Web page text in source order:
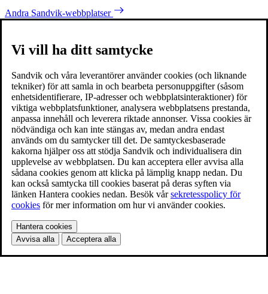
Andra Sandvik-webbplatser
Vi vill ha ditt samtycke
Sandvik och våra leverantörer använder cookies (och liknande
tekniker) för att samla in och bearbeta personuppgifter (såsom
enhetsidentifierare, IP-adresser och webbplatsinteraktioner) för
viktiga webbplatsfunktioner, analysera webbplatsens prestanda,
anpassa innehåll och leverera riktade annonser. Vissa cookies är
nödvändiga och kan inte stängas av, medan andra endast
används om du samtycker till det. De samtyckesbaserade
kakorna hjälper oss att stödja Sandvik och individualisera din
upplevelse av webbplatsen. Du kan acceptera eller avvisa alla
sådana cookies genom att klicka på lämplig knapp nedan. Du
kan också samtycka till cookies baserat på deras syften via
länken Hantera cookies nedan. Besök vårsekretesspolicy för
cookies för mer information om hur vi använder cookies.
Hantera cookies
Avvisa alla
Acceptera alla